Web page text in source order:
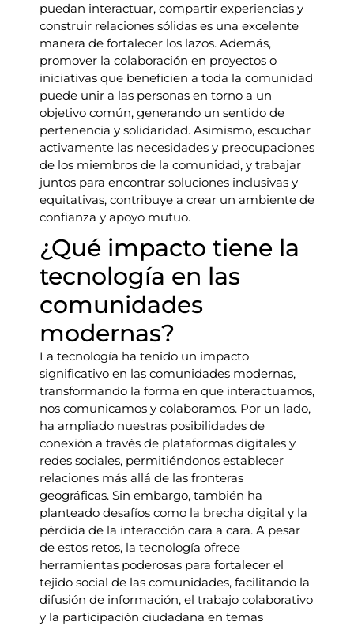
puedan interactuar, compartir experiencias y
construir relaciones sólidas es una excelente
manera de fortalecer los lazos. Además,
promover la colaboración en proyectos o
iniciativas que beneficien a toda la comunidad
puede unir a las personas en torno a un
objetivo común, generando un sentido de
pertenencia y solidaridad. Asimismo, escuchar
activamente las necesidades y preocupaciones
de los miembros de la comunidad, y trabajar
juntos para encontrar soluciones inclusivas y
equitativas, contribuye a crear un ambiente de
confianza y apoyo mutuo.
¿Qué impacto tiene la
tecnología en las
comunidades
modernas?
La tecnología ha tenido un impacto
significativo en las comunidades modernas,
transformando la forma en que interactuamos,
nos comunicamos y colaboramos. Por un lado,
ha ampliado nuestras posibilidades de
conexión a través de plataformas digitales y
redes sociales, permitiéndonos establecer
relaciones más allá de las fronteras
geográficas. Sin embargo, también ha
planteado desafíos como la brecha digital y la
pérdida de la interacción cara a cara. A pesar
de estos retos, la tecnología ofrece
herramientas poderosas para fortalecer el
tejido social de las comunidades, facilitando la
difusión de información, el trabajo colaborativo
y la participación ciudadana en temas